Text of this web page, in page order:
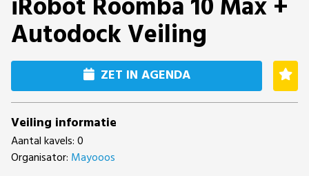
iRobot Roomba 10 Max +
Autodock Veiling
ZET IN AGENDA
Veiling informatie
Aantal kavels: 0
Organisator: Mayooos